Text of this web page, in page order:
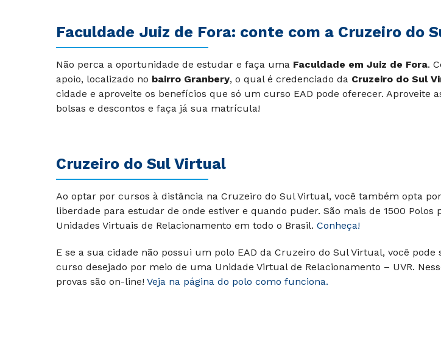
Faculdade Juiz de Fora: conte com a Cruzeiro do
Não perca a oportunidade de estudar e faça uma Faculdade em Juiz de Fora.
apoio, localizado no bairro Granbery, o qual é credenciado da Cruzeiro do Sul
cidade e aproveite os benefícios que só um curso EAD pode oferecer. Aproveite
bolsas e descontos e faça já sua matrícula!
Cruzeiro do Sul Virtual
Ao optar por cursos à distância na Cruzeiro do Sul Virtual, você também opta
liberdade para estudar de onde estiver e quando puder. São mais de 1500 Polos
Unidades Virtuais de Relacionamento em todo o Brasil. Conheça!
E se a sua cidade não possui um polo EAD da Cruzeiro do Sul Virtual, você
curso desejado por meio de uma Unidade Virtual de Relacionamento – UVR.
provas são on-line! Veja na página do polo como funciona.